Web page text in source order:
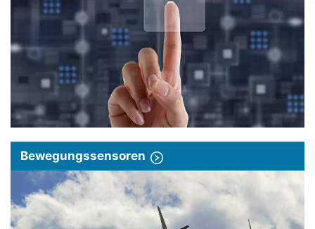
Bewegungssensoren